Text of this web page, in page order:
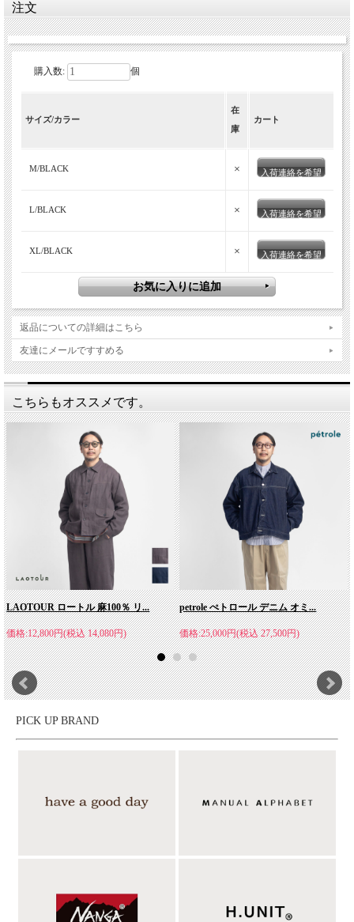
かく暖かいプリマロフト中綿を搭載し
Marmot(マーモット)
1974年の設立以来、先進の機能を追求した素材開発と人間工学に
基づくスタイル・カッティングで、極限に挑戦する多くのアルピ
ニストやマウンテンガイド達をアシストしてきた「Marmot(マー
モット)」。世界ではじめてGORE-TEX(R)を採用したスリーピン
グバッグや軽量で暖かいダウンウェアなど、高性能プロダクトを
次々と生み出したことでもその名を知られています。
特徴的なのは左前に走る全開ファスナーと、ドットボタンの前開
注文
購入数: 個
サイズ/カラー
在
庫
カート
M/BLACK × 入荷連絡を希望
L/BLACK × 入荷連絡を希望
XL/BLACK × 入荷連絡を希望
返品についての詳細はこちら
友達にメールですすめる
こちらもオススメです。
LAOTOUR ロートル 麻100％ リ...
価格:12,800円(税込 14,080円)
petrole ぺトロール デニム オミ...
価格:25,000円(税込 27,500円)
PICK UP BRAND